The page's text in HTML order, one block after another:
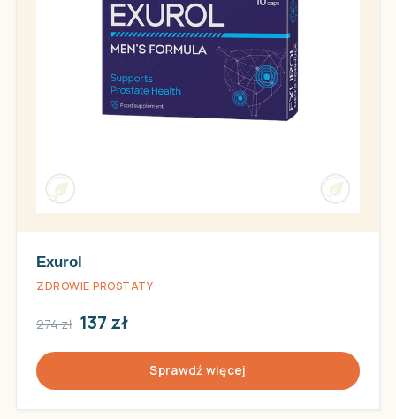
Exurol
ZDROWIE PROSTATY
274 zł 137 zł
Sprawdź więcej